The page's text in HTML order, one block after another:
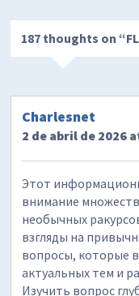
187 thoughts on “
Charlesnet
2 de abril de 2026
Этот
внимание
необычных
взгляды на
вопросы, которые
актуальных тем и
Изучить вопрос